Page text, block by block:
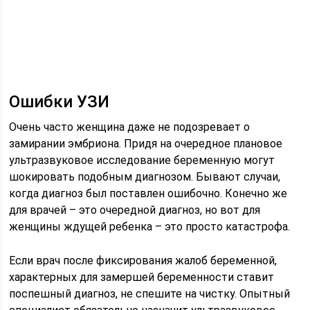
Ошибки УЗИ
Очень часто женщина даже не подозревает о
замирании эмбриона. Придя на очередное плановое
ультразвуковое исследование беременную могут
шокировать подобным диагнозом. Бывают случаи,
когда диагноз был поставлен ошибочно. Конечно же
для врачей – это очередной диагноз, но вот для
женщины ждущей ребенка – это просто катастрофа.
Если врач после фиксирования жалоб беременной,
характерных для замершей беременности ставит
поспешный диагноз, не спешите на чистку. Опытный